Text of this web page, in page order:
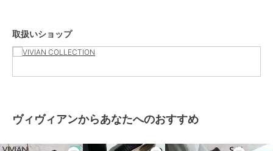
が異なる場合がございます。
※ 撮影場所やお使いのモニター環境により若干お色味が異なる場合
2022年7月7日より原材料の高騰により価格改定をさせて頂きます。
--------------------------------------------------------------------
取扱いショップ
ヴィヴィアンからあなたへのおすすめ